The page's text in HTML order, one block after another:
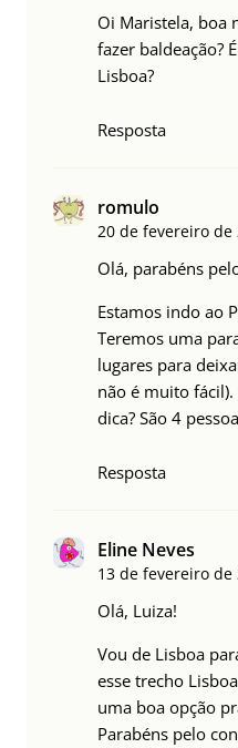
Oi Maristela, boa
fazer baldeação?
Lisboa?
Resposta
romulo
20 de fevereiro de
Olá, parabéns
Estamos indo ao
Teremos uma
lugares para
não é muito
dica? São 4
Resposta
Eline Neves
13 de fevereiro de
Olá, Luiza!
Vou de Lisboa
esse trecho
uma boa opção
Parabéns pelo